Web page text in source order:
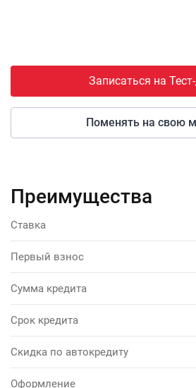
Записаться на
Поменять на свою
Преимущества
Ставка
Первый взнос
Сумма кредита
Срок кредита
Скидка по автокредиту
Оформление